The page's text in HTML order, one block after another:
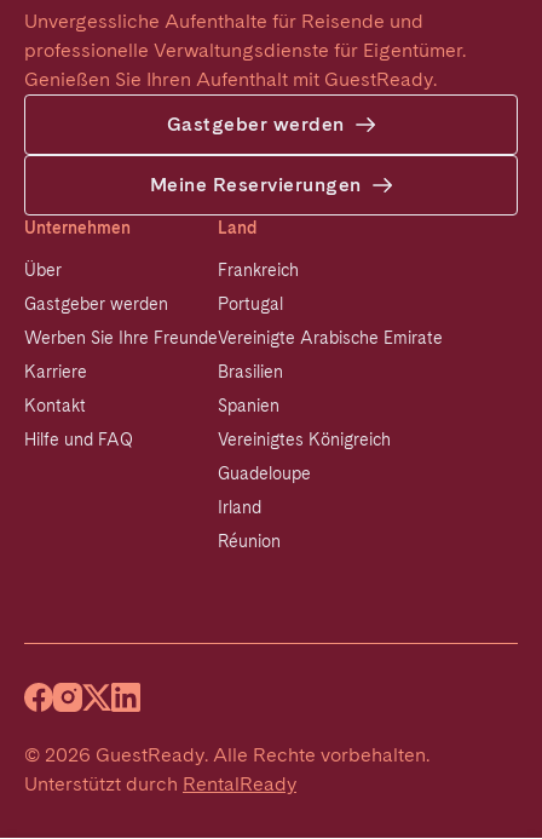
Unvergessliche Aufenthalte für Reisende und
professionelle Verwaltungsdienste für Eigentümer.
Genießen Sie Ihren Aufenthalt mit GuestReady.
Gastgeber werden
Meine Reservierungen
Unternehmen
Über
Gastgeber werden
Werben Sie Ihre Freunde
Karriere
Kontakt
Hilfe und FAQ
Land
Frankreich
Portugal
Vereinigte Arabische Emirate
Brasilien
Spanien
Vereinigtes Königreich
Guadeloupe
Irland
Réunion
© 2026 GuestReady. Alle Rechte vorbehalten.
Unterstützt durch RentalReady